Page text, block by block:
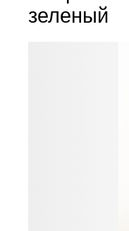
зеленый